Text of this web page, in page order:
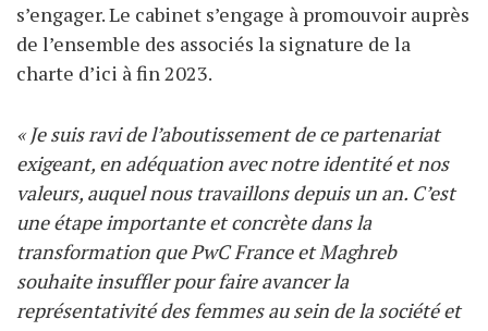
s’engager. Le cabinet s’engage à promouvoir auprès
de l’ensemble des associés la signature de la
charte d’ici à fin 2023.
« Je suis ravi de l’aboutissement de ce partenariat
exigeant, en adéquation avec notre identité et nos
valeurs, auquel nous travaillons depuis un an. C’est
une étape importante et concrète dans la
transformation que PwC France et Maghreb
souhaite insuffler pour faire avancer la
représentativité des femmes au sein de la société et